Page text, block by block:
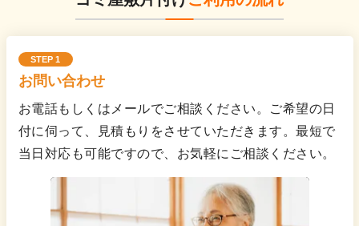
STEP 1
お問い合わせ
お電話もしくはメールでご相談ください。ご希望の日
付に伺って、見積もりをさせていただきます。最短で
当日対応も可能ですので、お気軽にご相談ください。